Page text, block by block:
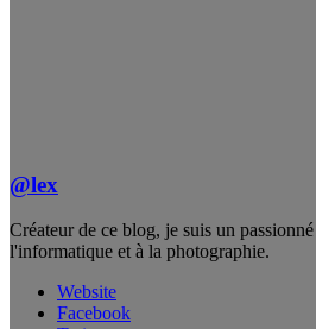
@lex
Créateur de ce blog, je suis un
l'informatique et à la photographie.
Website
Facebook